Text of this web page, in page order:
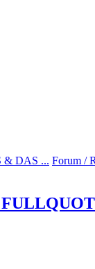
& DAS ... Forum /